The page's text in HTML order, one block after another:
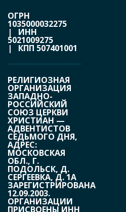
ОГРН
1035000032275
| ИНН
5021009275
| КПП 507401001
РЕЛИГИОЗНАЯ
ОРГАНИЗАЦИЯ
ЗАПАДНО-
РОССИЙСКИЙ
СОЮЗ ЦЕРКВИ
ХРИСТИАН —
АДВЕНТИСТОВ
СЕДЬМОГО ДНЯ,
АДРЕС:
МОСКОВСКАЯ
ОБЛ., Г.
ПОДОЛЬСК, Д.
СЕРГЕЕВКА, Д. 1А
ЗАРЕГИСТРИРОВАНА
12.09.2003.
ОРГАНИЗАЦИИ
ПРИСВОЕНЫ ИНН